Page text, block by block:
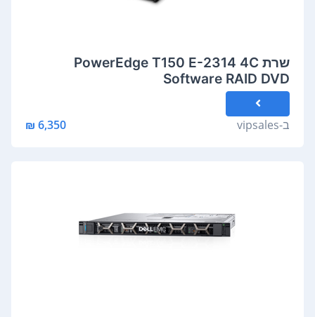
שרת PowerEdge T150 E-2314 4C
Software RAID DVD
ב-vipsales
6,350 ₪